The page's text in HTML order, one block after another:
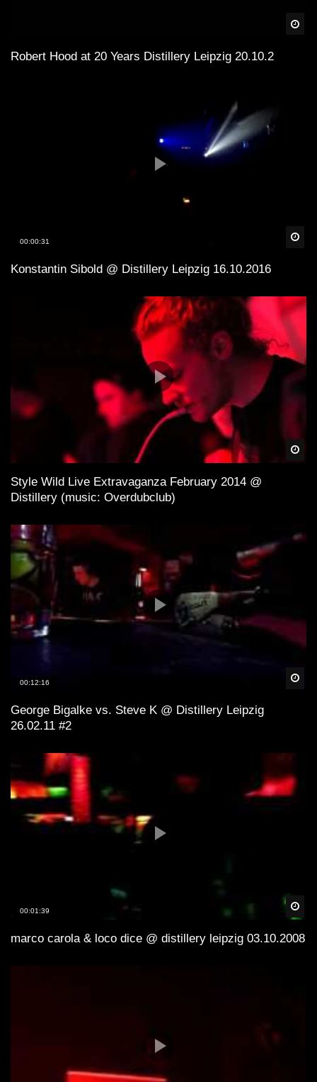
Robert Hood at 20 Years Distillery Leipzig 20.10.2
00:00:31
Konstantin Sibold @ Distillery Leipzig 16.10.2016
Style Wild Live Extravaganza February 2014 @
Distillery (music: Overdubclub)
00:12:16
George Bigalke vs. Steve K @ Distillery Leipzig
26.02.11 #2
00:01:39
marco carola & loco dice @ distillery leipzig 03.10.2008